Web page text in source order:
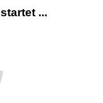
...